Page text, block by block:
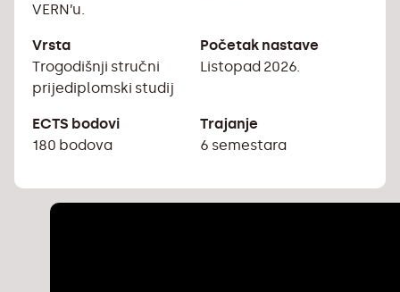
VERN’u.
Vrsta
Trogodišnji stručni
prijediplomski studij
Početak nastave
Listopad 2026.
ECTS bodovi
180 bodova
Trajanje
6 semestara